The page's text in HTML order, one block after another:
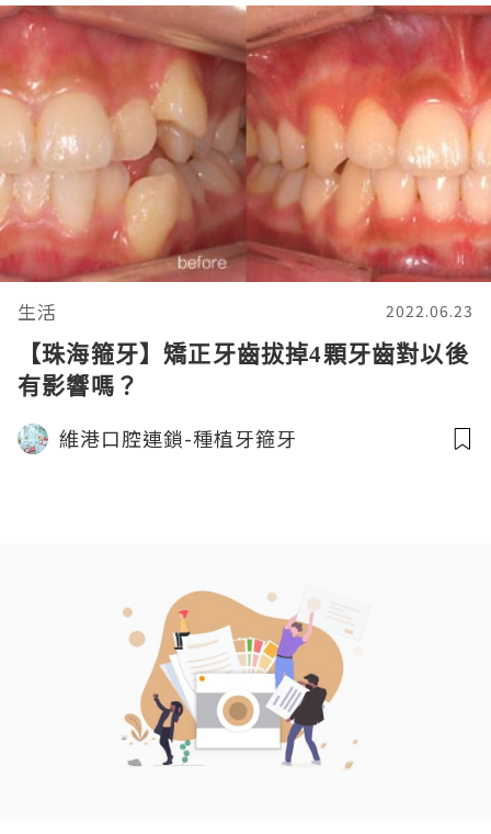
生活 2022.06.23
【珠海箍牙】矯正牙齒拔掉4顆牙齒對以後
有影響嗎？
維港口腔連鎖-種植牙箍牙